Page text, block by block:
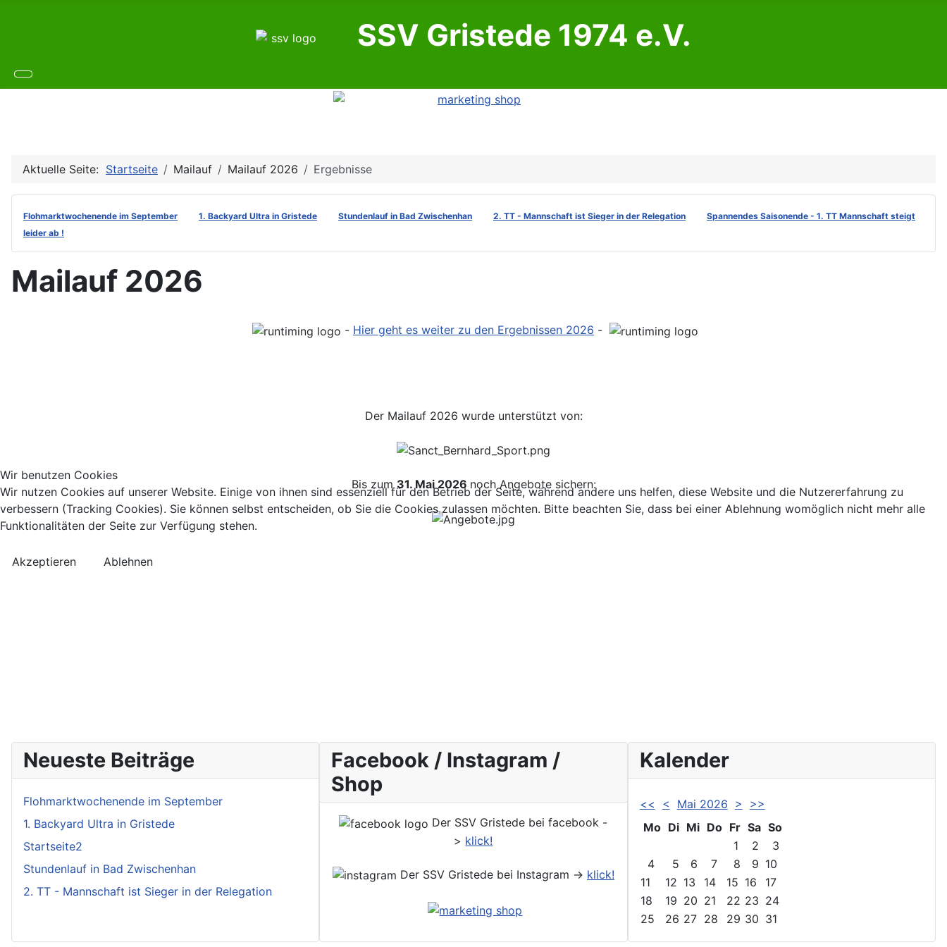
SSV Gristede 1974 e.V.
Aktuelle Seite: Startseite Mailauf Mailauf 2026 Ergebnisse
Flohmarktwochenende im September 1. Backyard Ultra in Gristede Stundenlauf in Bad Zwischenhan 2. TT - Mannschaft ist Sieger in der Relegation
Spannendes Saisonende - 1. TT Mannschaft steigt
leider ab !
Mailauf 2026
- Hier geht es weiter zu den Ergebnissen 2026 -
Der Mailauf 2026 wurde unterstützt von:
Bis zum31. Mai 2026 noch Angebote sichern:
Neueste Beiträge
Flohmarktwochenende im September
1. Backyard Ultra in Gristede
Startseite2
Stundenlauf in Bad Zwischenhan
2. TT - Mannschaft ist Sieger in der Relegation
Facebook / Instagram /
Shop
Der SSV Gristede bei facebook -
> klick!
Der SSV Gristede bei Instagram -> klick!
Kalender
<< < Mai 2026 >
>>
Mo Di Mi Do Fr Sa So
1
2
3
4
5 6 7 8 9 10
11
12 13 14 15 16
17
18
19 20 21 22 23 24
25
26 27 28 29 30 31
Wir benutzen Cookies
Wir nutzen Cookies auf unserer Website. Einige von ihnen sind essenziell für den Betrieb der Seite, während andere uns helfen, diese Website und die Nutzererfahrung zu
verbessern (Tracking Cookies). Sie können selbst entscheiden, ob Sie die Cookies zulassen möchten. Bitte beachten Sie, dass bei einer Ablehnung womöglich nicht mehr alle
Funktionalitäten der Seite zur Verfügung stehen.
Akzeptieren Ablehnen